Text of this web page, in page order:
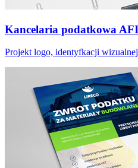
Kancelaria podatkowa
Projekt logo, identyfkacji